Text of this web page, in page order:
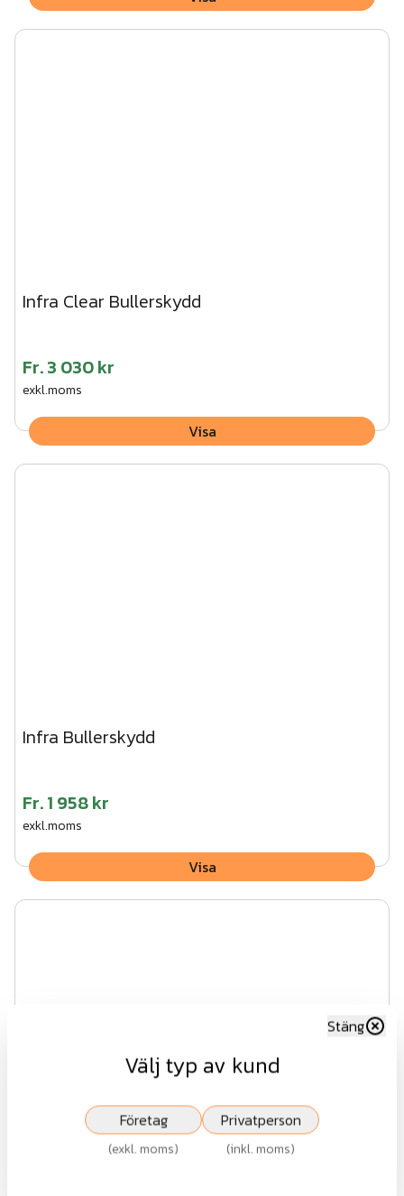
Infra Clear Bullerskydd
Fr.3 030 kr
exkl.moms
Visa
Infra Bullerskydd
Fr.1 958 kr
exkl.moms
Visa
Välj typ av kund
Stäng
Företag
(exkl. moms)
Privatperson
(inkl. moms)